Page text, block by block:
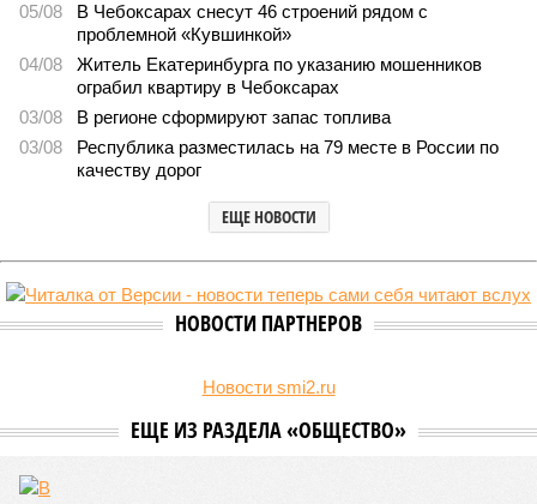
05/08
В Чебоксарах снесут 46 строений рядом с
проблемной «Кувшинкой»
04/08
Житель Екатеринбурга по указанию мошенников
ограбил квартиру в Чебоксарах
03/08
В регионе сформируют запас топлива
03/08
Республика разместилась на 79 месте в России по
качеству дорог
ЕЩЕ НОВОСТИ
НОВОСТИ ПАРТНЕРОВ
Новости smi2.ru
ЕЩЕ ИЗ РАЗДЕЛА «ОБЩЕСТВО»